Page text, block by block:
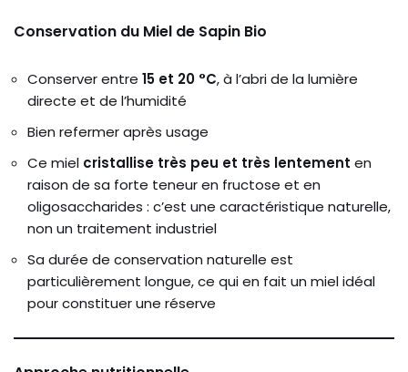
Conservation du Miel de Sapin Bio
Conserver entre 15 et 20 °C, à l’abri de la lumière
directe et de l’humidité
Bien refermer après usage
Ce miel cristallise très peu et très lentement en
raison de sa forte teneur en fructose et en
oligosaccharides : c’est une caractéristique naturelle,
non un traitement industriel
Sa durée de conservation naturelle est
particulièrement longue, ce qui en fait un miel idéal
pour constituer une réserve